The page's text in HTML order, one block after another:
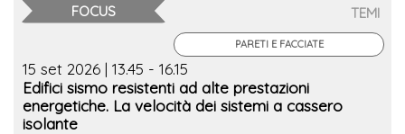
FOCUS TEMI
PARETI E FACCIATE
15 set 2026 | 13.45 - 16.15
Edifici sismo resistenti ad alte prestazioni
energetiche. La velocità dei sistemi a cassero
isolante